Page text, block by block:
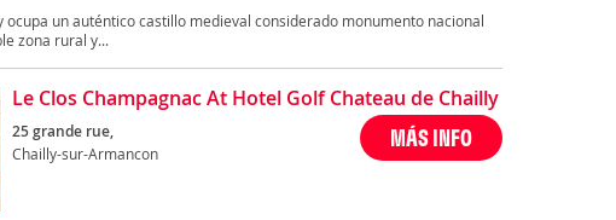
ocupa un auténtico castillo medieval considerado monumento nacional
zona rural y...
Le Clos Champagnac At Hotel Golf Chateau de Chailly
25 grande rue,
Chailly-sur-Armancon
MÁS INFO